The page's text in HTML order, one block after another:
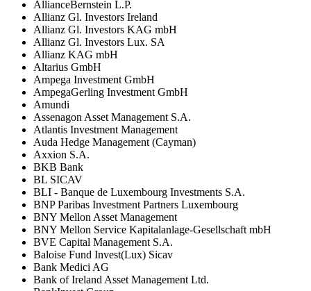
AllianceBernstein L.P.
Allianz Gl. Investors Ireland
Allianz Gl. Investors KAG mbH
Allianz Gl. Investors Lux. SA
Allianz KAG mbH
Altarius GmbH
Ampega Investment GmbH
AmpegaGerling Investment GmbH
Amundi
Assenagon Asset Management S.A.
Atlantis Investment Management
Auda Hedge Management (Cayman)
Axxion S.A.
BKB Bank
BL SICAV
BLI - Banque de Luxembourg Investments S.A.
BNP Paribas Investment Partners Luxembourg
BNY Mellon Asset Management
BNY Mellon Service Kapitalanlage-Gesellschaft mbH
BVE Capital Management S.A.
Baloise Fund Invest(Lux) Sicav
Bank Medici AG
Bank of Ireland Asset Management Ltd.